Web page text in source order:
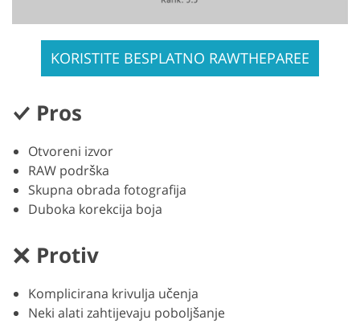
KORISTITE BESPLATNO RAWTHEPAREE
Pros
Otvoreni izvor
RAW podrška
Skupna obrada fotografija
Duboka korekcija boja
Protiv
Komplicirana krivulja učenja
Neki alati zahtijevaju poboljšanje